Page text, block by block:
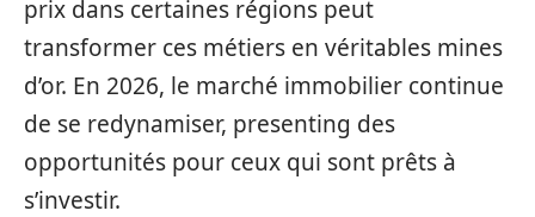
prix dans certaines régions peut
transformer ces métiers en véritables mines
d’or. En 2026, le marché immobilier continue
de se redynamiser, presenting des
opportunités pour ceux qui sont prêts à
s’investir.